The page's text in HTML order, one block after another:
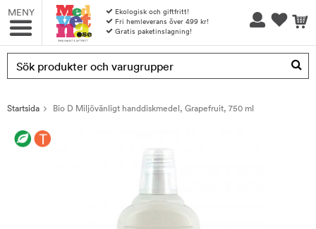
MENY
Ekologisk och giftfritt!
Fri hemleverans över 499 kr!
Gratis paketinslagning!
Produkten har blivit tillagd i varukorgen
Startsida Bio D Miljövänligt handdiskmedel, Grapefruit, 750 ml